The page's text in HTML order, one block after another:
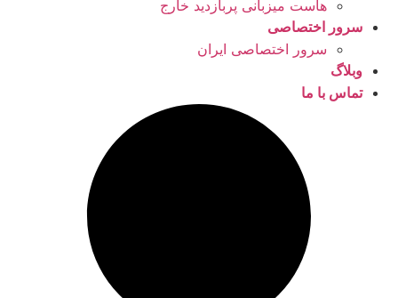
هاست میزبانی پربازدید خارج
سرور اختصاصی
سرور اختصاصی ایران
وبلاگ
تماس با ما